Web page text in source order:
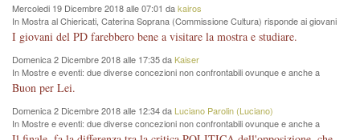
Mercoledi 19 Dicembre 2018 alle 07:01 dakairos
In Mostra al Chiericati, Caterina Soprana (Commissione Cultura) risponde ai giovani
del Pd: "realizzata a costo zero per il Comune"
I giovani del PD farebbero bene a visitare la mostra e studiare.
Domenica 2 Dicembre 2018 alle 17:35 daKaiser
In Mostre e eventi: due diverse concezioni non confrontabili ovunque e anche a
Vicenza
Buon per Lei.
Domenica 2 Dicembre 2018 alle 12:34 da Luciano Parolin (Luciano)
In Mostre e eventi: due diverse concezioni non confrontabili ovunque e anche a
Vicenza